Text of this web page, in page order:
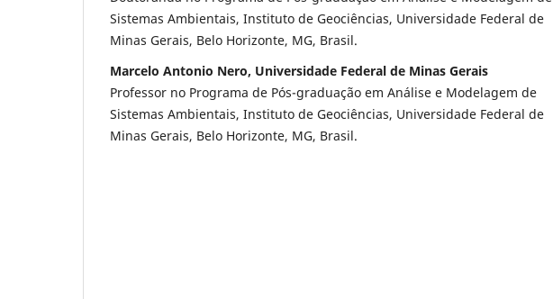
Sistemas Ambientais, Instituto de Geociências, Universidade Federal de
Minas Gerais, Belo Horizonte, MG, Brasil.
Marcelo Antonio Nero, Universidade Federal de Minas Gerais
Professor no Programa de Pós-graduação em Análise e Modelagem de
Sistemas Ambientais, Instituto de Geociências, Universidade Federal de
Minas Gerais, Belo Horizonte, MG, Brasil.